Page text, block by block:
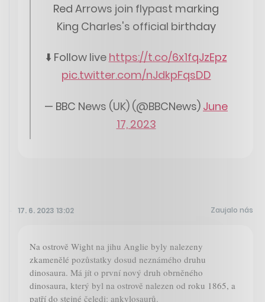
Red Arrows join flypast marking
King Charles's official birthday
⬇️ Follow live https://t.co/6x1fqJzEpz
pic.twitter.com/nJdkpFqsDD
— BBC News (UK) (@BBCNews) June
17, 2023
17. 6. 2023 13:02 Zaujalo nás
Na ostrově Wight na jihu Anglie byly nalezeny
zkamenělé pozůstatky dosud neznámého druhu
dinosaura. Má jít o první nový druh obrněného
dinosaura, který byl na ostrově nalezen od roku 1865, a
patří do stejné čeledi: ankylosaurů.